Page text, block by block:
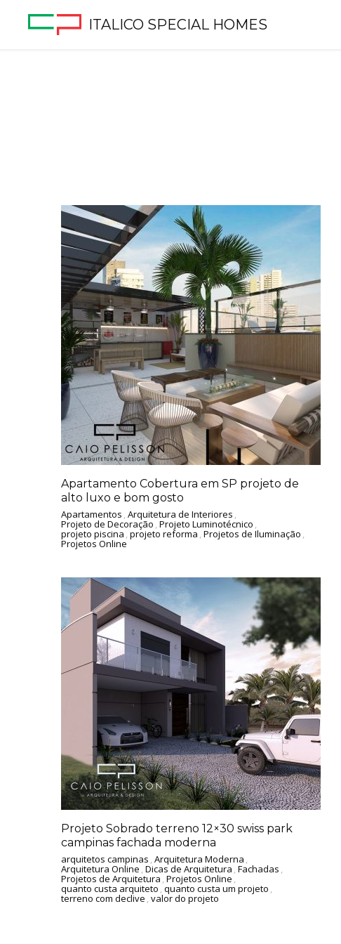
ITALICO SPECIAL HOMES
Apartamento Cobertura em SP projeto de
alto luxo e bom gosto
Apartamentos , Arquitetura de Interiores ,
Projeto de Decoração , Projeto Luminotécnico ,
projeto piscina , projeto reforma , Projetos de Iluminação ,
Projetos Online
Projeto Sobrado terreno 12×30 swiss park
campinas fachada moderna
arquitetos campinas , Arquitetura Moderna ,
Arquitetura Online , Dicas de Arquitetura , Fachadas ,
Projetos de Arquitetura , Projetos Online ,
quanto custa arquiteto , quanto custa um projeto ,
terreno com declive , valor do projeto